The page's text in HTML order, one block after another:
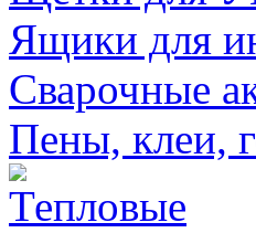
Ящики для
Сварочные
Пены, клеи,